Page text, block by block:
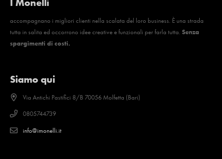
accompagnano i migliori clienti nella scalata del loro business. È una strada
tutta in salita ed occorrono idee creative e funzionali per farla tutta. Senza
spargimenti di costi.
Siamo qui
Via Antichi Pastifici 8/B 70056 Molfetta (Bari)
0805744739
info@imonelli.it